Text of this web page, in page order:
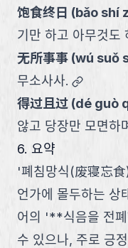
饱食终日 (bǎo shí
기만 하고 아무것도
无所事事 (wú suǒ
무소사사.
link
得过且过 (dé guò
않고 당장만 모면하
6. 요약
'폐침망식(废寝忘
언가에 몰두하는 상
어의 '**식음을 전
수 있으나, 주로 긍